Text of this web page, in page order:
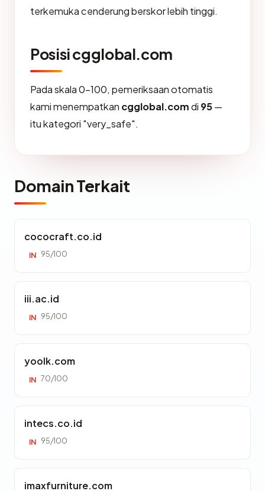
terkemuka cenderung berskor lebih tinggi.
Posisi cgglobal.com
Pada skala 0-100, pemeriksaan otomatis
kami menempatkan cgglobal.comdi 95—
itu kategori "very_safe".
Domain Terkait
cococraft.co.id
IN 95/100
iii.ac.id
IN 95/100
yoolk.com
IN 70/100
intecs.co.id
IN 95/100
imaxfurniture.com